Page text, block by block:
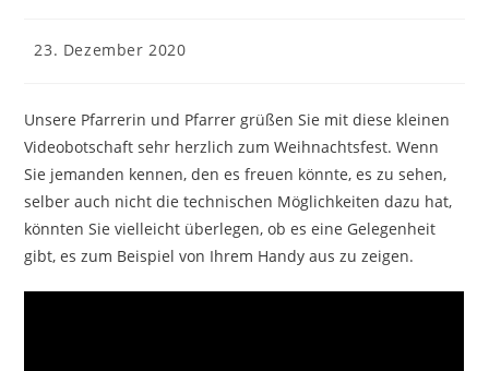
Beitrag
23. Dezember 2020
Unsere Pfarrerin und Pfarrer grüßen Sie mit diese kleinen
Videobotschaft sehr herzlich zum Weihnachtsfest. Wenn
Sie jemanden kennen, den es freuen könnte, es zu sehen,
selber auch nicht die technischen Möglichkeiten dazu hat,
könnten Sie vielleicht überlegen, ob es eine Gelegenheit
gibt, es zum Beispiel von Ihrem Handy aus zu zeigen.